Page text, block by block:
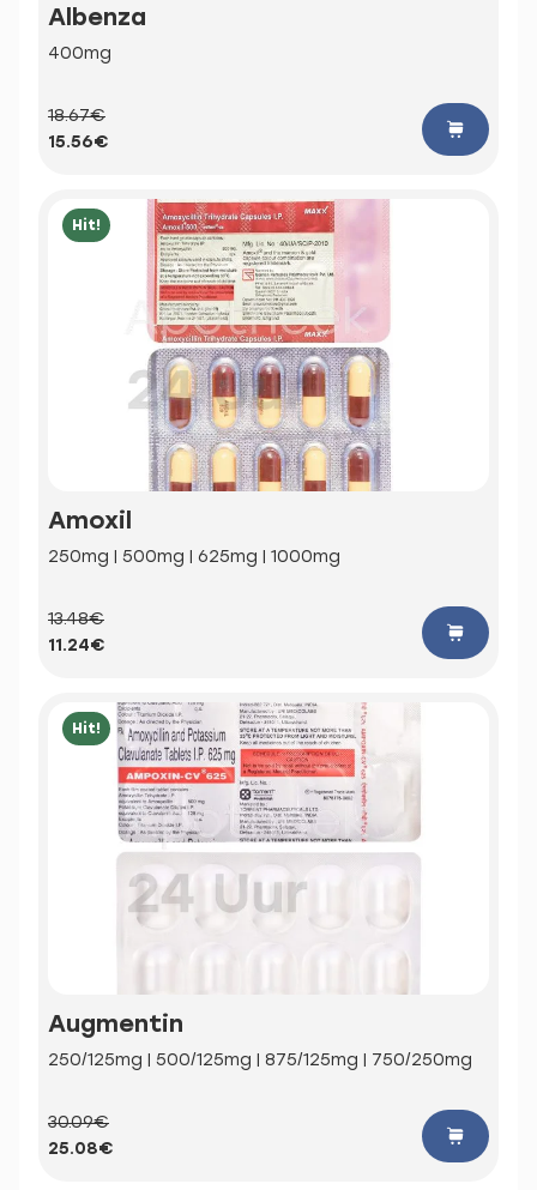
Albenza
400mg
18.67€
15.56€
Hit!
Amoxil
250mg | 500mg | 625mg | 1000mg
13.48€
11.24€
Hit!
Augmentin
250/125mg | 500/125mg | 875/125mg | 750/250mg
30.09€
25.08€